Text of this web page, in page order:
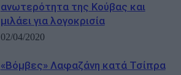
ανωτερότητα της Κούβας και
μιλάει για λογοκρισία
02/04/2020
«Βόμβες» Λαφαζάνη κατά Τσίπρα